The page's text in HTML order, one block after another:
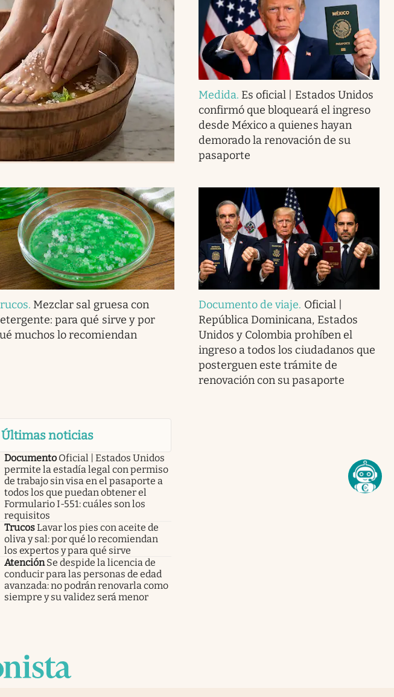
Medida. Es oficial | Estados Unidos
confirmó que bloqueará el ingreso
desde México a quienes hayan
demorado la renovación de su
pasaporte
. Mezclar sal gruesa con
para qué sirve y por
muchos lo recomiendan
Documento de viaje. Oficial |
República Dominicana, Estados
Unidos y Colombia prohíben el
ingreso a todos los ciudadanos que
posterguen este trámite de
renovación con su pasaporte
Últimas noticias
Documento Oficial | Estados Unidos
permite la estadía legal con permiso
de trabajo sin visa en el pasaporte a
todos los que puedan obtener el
Formulario I-551: cuáles son los
requisitos
TrucosLavar los pies con aceite de
oliva y sal: por qué lo recomiendan
los expertos y para qué sirve
Atención Se despide la licencia de
conducir para las personas de edad
avanzada: no podrán renovarla como
siempre y su validez será menor